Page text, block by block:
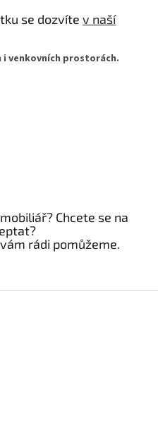
se dozvíte v naší
venkovních prostorách.
Chcete se na
rádi pomůžeme.